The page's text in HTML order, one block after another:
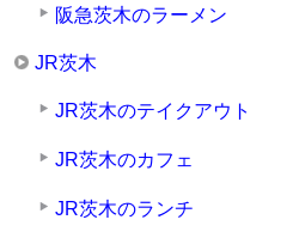
阪急茨木のラーメン
JR茨木
JR茨木のテイクアウト
JR茨木のカフェ
JR茨木のランチ